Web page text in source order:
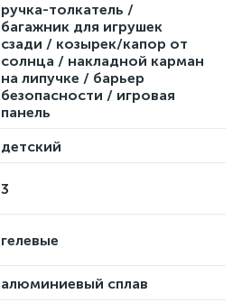
ручка-толкатель /
багажник для игрушек
сзади / козырек/капор от
солнца / накладной карман
на липучке / барьер
безопасности / игровая
панель
детский
3
гелевые
алюминиевый сплав